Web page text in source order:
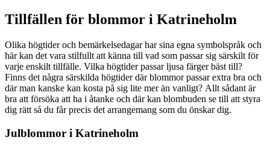
Tillfällen för blommor i Katrineholm
Olika högtider och bemärkelsedagar har sina egna symbolspråk och
här kan det vara stilfullt att känna till vad som passar sig särskilt för
varje enskilt tillfälle. Vilka högtider passar ljusa färger bäst till?
Finns det några särskilda högtider där blommor passar extra bra och
där man kanske kan kosta på sig lite mer än vanligt? Allt sådant är
bra att försöka att ha i åtanke och där kan blombuden se till att styra
dig rätt så du får precis det arrangemang som du önskar dig.
Julblommor i Katrineholm